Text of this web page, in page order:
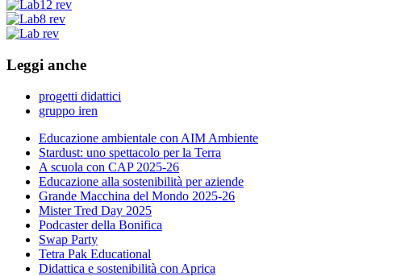
Leggi anche
progetti didattici
gruppo iren
Educazione ambientale con AIM Ambiente
Stardust: uno spettacolo per la Terra
A scuola con CAP 2025-26
Educazione alla sostenibilità per aziende
Grande Macchina del Mondo 2025-26
Mister Tred Day 2025
Podcaster della Bonifica
Swap Party
Tetra Pak Educational
Didattica e sostenibilità con Aprica